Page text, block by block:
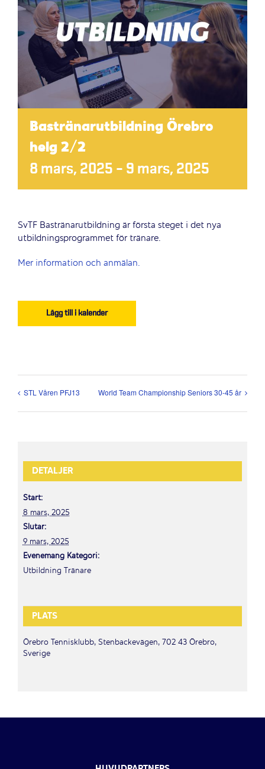
Bastränarutbildning Örebro
helg 2/2
8 mars, 2025 – 9 mars, 2025
SvTF Bastränarutbildning är första steget i det nya
utbildningsprogrammet för tränare.
Mer information och anmälan.
Lägg till i kalender
STL Våren PFJ13 World Team Championship Seniors 30-45 år
DETALJER
Start:
8 mars, 2025
Slutar:
9 mars, 2025
Evenemang Kategori:
Utbildning Tränare
PLATS
Örebro Tennisklubb, Stenbackevägen, 702 43 Örebro,
Sverige